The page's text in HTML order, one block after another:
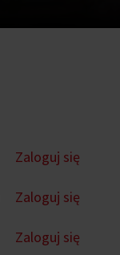
Zaloguj się
Zaloguj się
Zaloguj się